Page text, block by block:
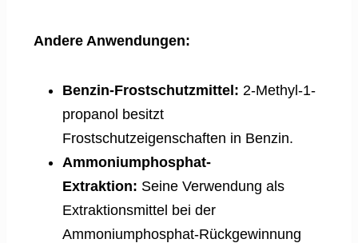
Andere Anwendungen:
Benzin-Frostschutzmittel: 2-Methyl-1-
propanol besitzt
Frostschutzeigenschaften in Benzin.
Ammoniumphosphat-
Extraktion: Seine Verwendung als
Extraktionsmittel bei der
Ammoniumphosphat-Rückgewinnung